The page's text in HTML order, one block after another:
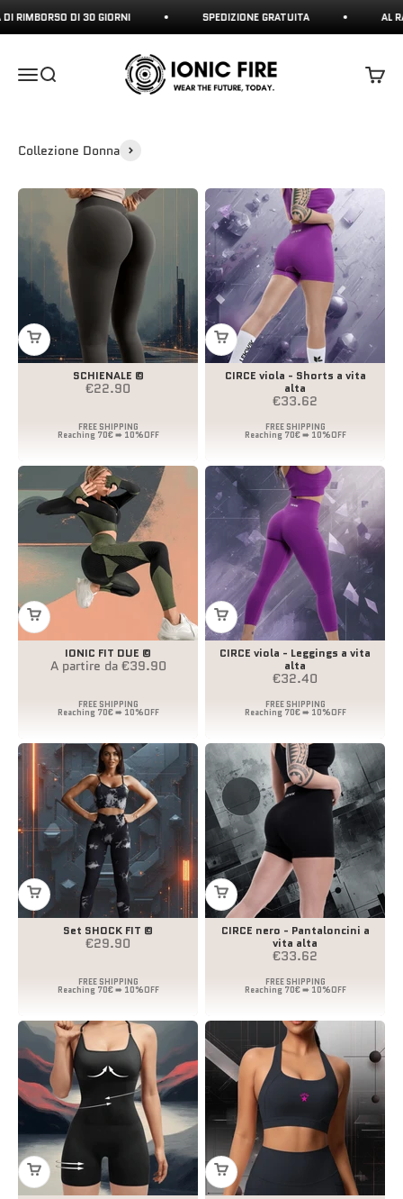
Vai al contenuto
DI 30 GIORNI SPEDIZIONE GRATUITA AL
Apri il menu di navigazione
Mostra il menu di ricerca
Ionicfire
Collezione Donna
SCHIENALE ©
Prezzo scontato
€22.90
CIRCE viola - Shorts a vita
alta
Prezzo scontato
€33.62
IONIC FIT DUE ©
Prezzo scontato
A partire da €39.90
CIRCE viola - Leggings a vita
alta
Prezzo scontato
€32.40
Set SHOCK FIT ©
Prezzo scontato
€29.90
CIRCE nero - Pantaloncini a
vita alta
Prezzo scontato
€33.62